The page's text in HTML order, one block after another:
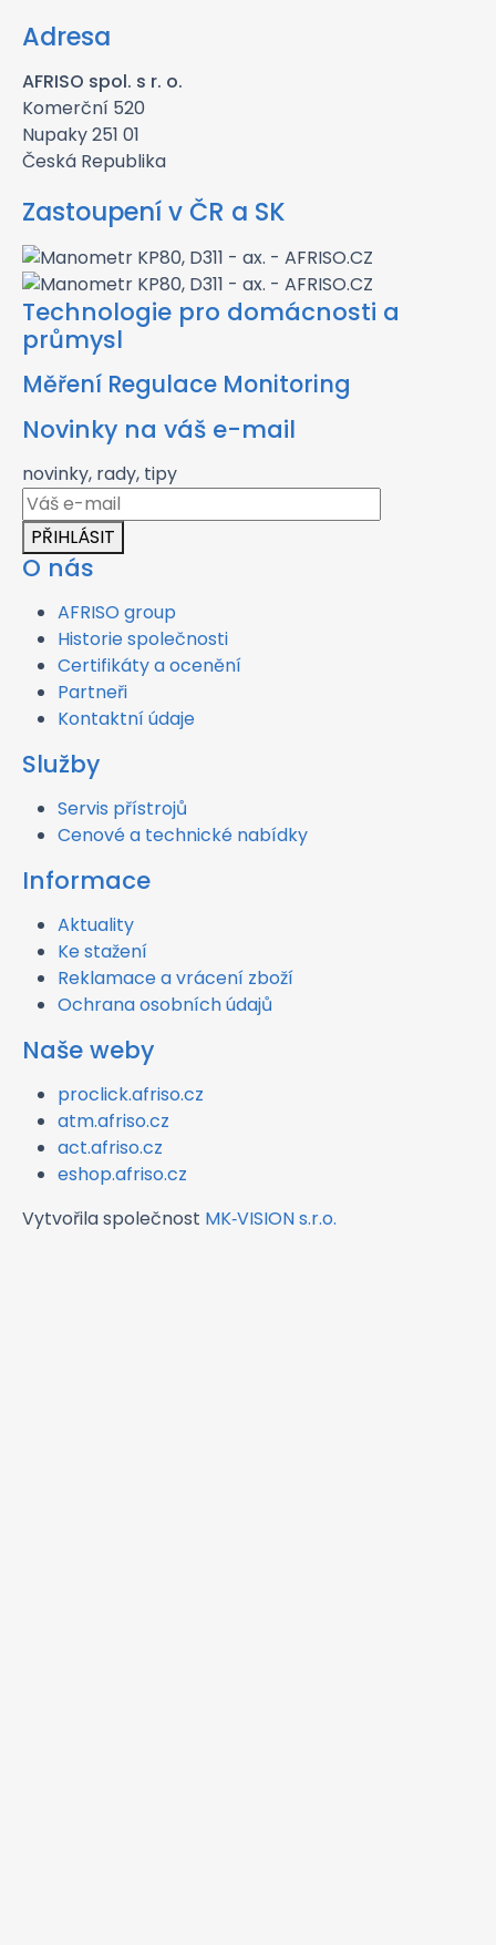
Adresa
AFRISO spol. s r. o.
Komerční 520
Nupaky 251 01
Česká Republika
Zastoupení v ČR a SK
Technologie pro domácnosti a
průmysl
Měření Regulace Monitoring
Novinky na váš e-mail
novinky, rady, tipy
PŘIHLÁSIT
O nás
AFRISO group
Historie společnosti
Certifikáty a ocenění
Partneři
Kontaktní údaje
Služby
Servis přístrojů
Cenové a technické nabídky
Informace
Aktuality
Ke stažení
Reklamace a vrácení zboží
Ochrana osobních údajů
Naše weby
proclick.afriso.cz
atm.afriso.cz
act.afriso.cz
eshop.afriso.cz
Vytvořila společnost MK‑VISION s.r.o.